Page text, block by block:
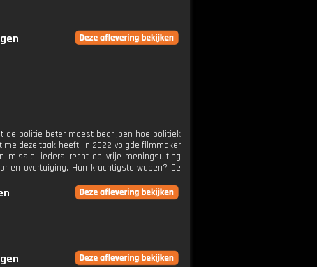
de politie beter moest begrijpen hoe politiek
deze taak heeft. In 2022 volgde filmmaker
missie: ieders recht op vrije meningsuiting
en overtuiging. Hun krachtigste wapen? De